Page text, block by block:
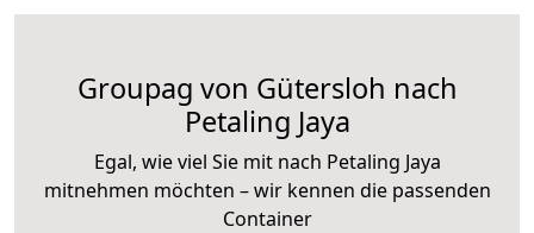
Groupag von Gütersloh nach
Petaling Jaya
Egal, wie viel Sie mit nach Petaling Jaya
mitnehmen möchten – wir kennen die passenden
Container